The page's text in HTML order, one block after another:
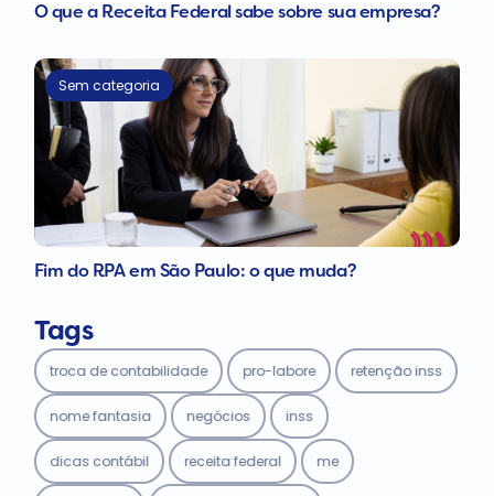
O que a Receita Federal sabe sobre sua empresa?
Sem categoria
Fim do RPA em São Paulo: o que muda?
Tags
troca de contabilidade pro-labore retenção inss
nome fantasia negócios inss
dicas contábil receita federal me